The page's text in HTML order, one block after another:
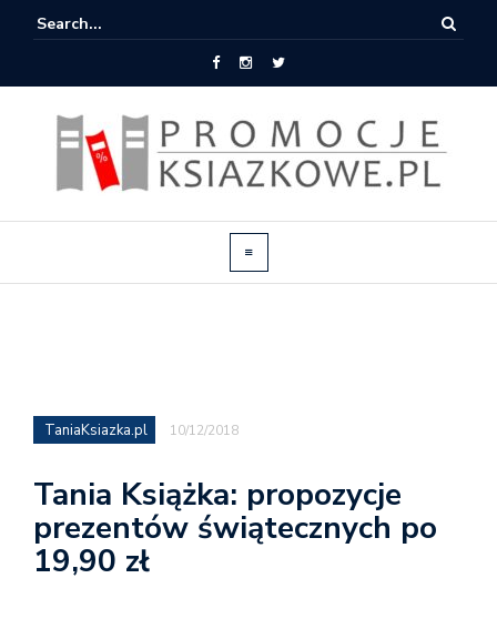
TaniaKsiazka.pl 10/12/2018
Tania Książka: propozycje
prezentów świątecznych po
19,90 zł